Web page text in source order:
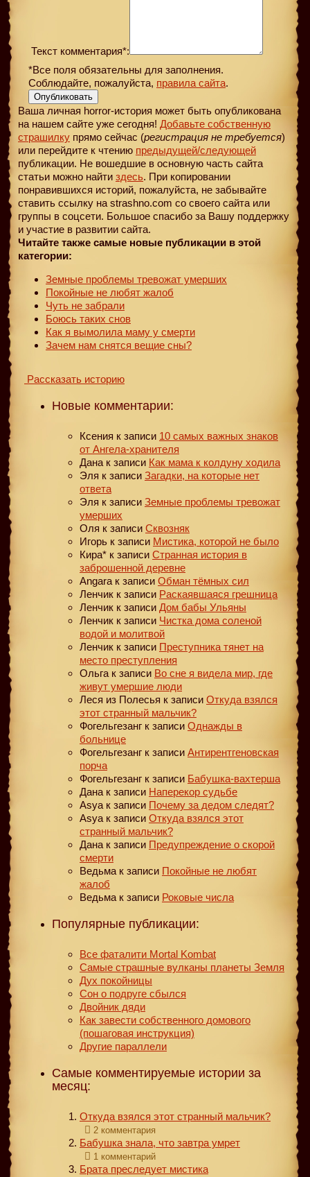
Текст комментария*:
*Все поля обязательны для заполнения.
Соблюдайте, пожалуйста, правила сайта.
Опубликовать
Ваша личная horror-история может быть опубликована
на нашем сайте уже сегодня! Добавьте собственную
страшилку прямо сейчас (регистрация не требуется)
или перейдите к чтению предыдущей/следующей
публикации. Не вошедшие в основную часть сайта
статьи можно найти здесь. При копировании
понравившихся историй, пожалуйста, не забывайте
ставить ссылку на strashno.com со своего сайта или
группы в соцсети. Большое спасибо за Вашу поддержку
и участие в развитии сайта.
Читайте также самые новые публикации в этой
категории:
Земные проблемы тревожат умерших
Покойные не любят жалоб
Чуть не забрали
Боюсь таких снов
Как я вымолила маму у смерти
Зачем нам снятся вещие сны?
Рассказать историю
Новые комментарии:
Ксения к записи 10 самых важных знаков
от Ангела-хранителя
Дана к записи Как мама к колдуну ходила
Эля к записи Загадки, на которые нет
ответа
Эля к записи Земные проблемы тревожат
умерших
Оля к записи Сквозняк
Игорь к записи Мистика, которой не было
Кира* к записи Странная история в
заброшенной деревне
Angara к записи Обман тёмных сил
Ленчик к записи Раскаявшаяся грешница
Ленчик к записи Дом бабы Ульяны
Ленчик к записи Чистка дома соленой
водой и молитвой
Ленчик к записи Преступника тянет на
место преступления
Ольга к записи Во сне я видела мир, где
живут умершие люди
Леся из Полесья к записи Откуда взялся
этот странный мальчик?
Фогельгезанг к записи Однажды в
больнице
Фогельгезанг к записи Антирентгеновская
порча
Фогельгезанг к записи Бабушка-вахтерша
Дана к записи Наперекор судьбе
Asya к записи Почему за дедом следят?
Asya к записи Откуда взялся этот
странный мальчик?
Дана к записи Предупреждение о скорой
смерти
Ведьма к записи Покойные не любят
жалоб
Ведьма к записи Роковые числа
Популярные публикации:
Все фаталити Mortal Kombat
Самые страшные вулканы планеты Земля
Дух покойницы
Сон о подруге сбылся
Двойник дяди
Как завести собственного домового
(пошаговая инструкция)
Другие параллели
Самые комментируемые истории за
месяц:
Откуда взялся этот странный мальчик?
2 комментария
Бабушка знала, что завтра умрет
1 комментарий
Брата преследует мистика